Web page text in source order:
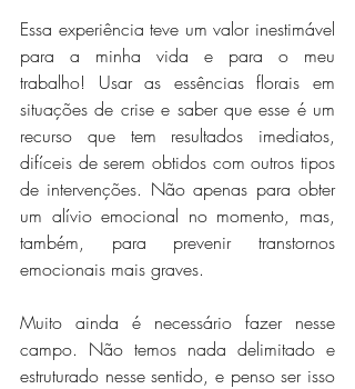
Essa experiência teve um valor inestimável
para a minha vida e para o meu
trabalho! Usar as essências florais em
situações de crise e saber que esse é um
recurso que tem resultados imediatos,
difíceis de serem obtidos com outros tipos
de intervenções. Não apenas para obter
um alívio emocional no momento, mas,
também, para prevenir transtornos
emocionais mais graves.
Muito ainda é necessário fazer nesse
campo. Não temos nada delimitado e
estruturado nesse sentido, e penso ser isso